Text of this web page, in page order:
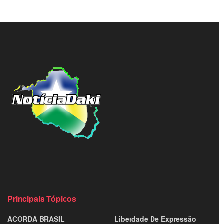
Principais Tópicos
ACORDA BRASIL
Liberdade De Expressão